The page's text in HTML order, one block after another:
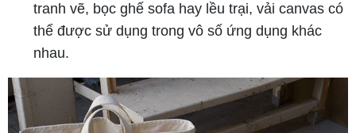
tranh vẽ, bọc ghế sofa hay lều trại, vải canvas có
thể được sử dụng trong vô số ứng dụng khác
nhau.